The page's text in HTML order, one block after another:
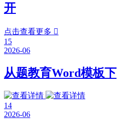
开
点击查看更多 
15
2026-06
从题教育Word模板下
14
2026-06